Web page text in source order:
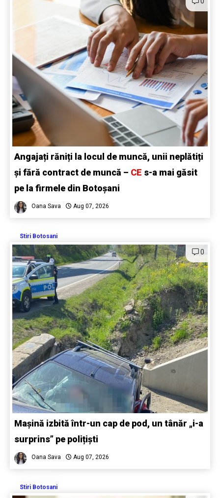
Angajați răniți la locul de muncă, unii neplătiți
și fără contract de muncă – CE s-a mai găsit
pe la firmele din Botoșani
Oana Sava Aug 07, 2026
Stiri Botosani
0
Mașină izbită într-un cap de pod, un tânăr „i-a
surprins” pe polițiști
Oana Sava Aug 07, 2026
Stiri Botosani